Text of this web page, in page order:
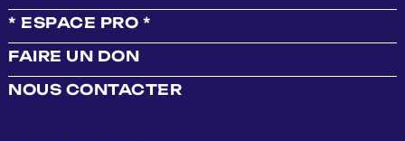
* ESPACE PRO *
FAIRE UN DON
NOUS CONTACTER